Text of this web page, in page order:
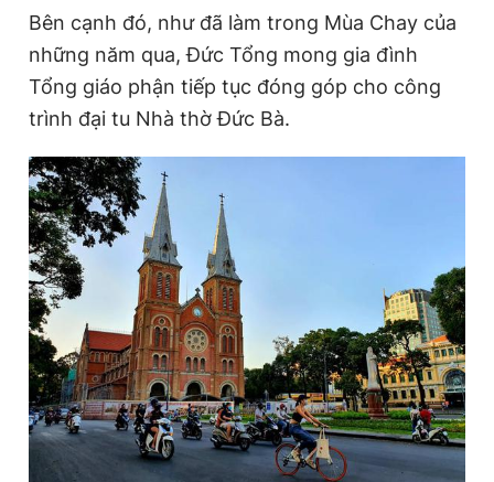
Bên cạnh đó, như đã làm trong Mùa Chay của
những năm qua, Đức Tổng mong gia đình
Tổng giáo phận tiếp tục đóng góp cho công
trình đại tu Nhà thờ Đức Bà.